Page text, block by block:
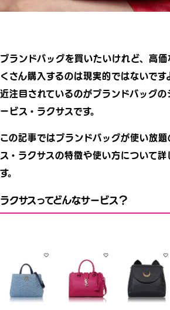
ブランドバッグを買いたいけれど、高価
くさん購入するのは現実的ではないです
近注目されているのがブランドバッグの
ービス・ラクサスです。
この記事ではブランドバッグが使い放
ス・ラクサスの特徴や使い方について詳
す。
ラクサスってどんなサービス？